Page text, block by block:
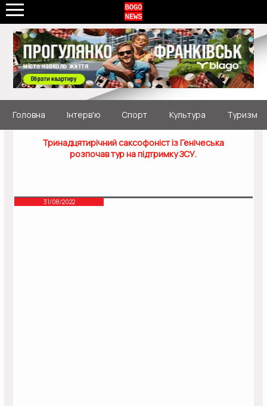
Головна Інтерв'ю Спорт Культура Туризм
Тринадцятирічний саксофоніст із Генічеська
розпочав тур на підтримку ЗСУ.
31/08/2022